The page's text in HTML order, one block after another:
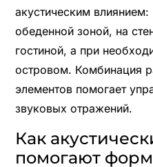
акустическим
обеденной зоной, на
гостиной, а при
островом. Комбинация
элементов помогает
звуковых отражений.
Как
помогают